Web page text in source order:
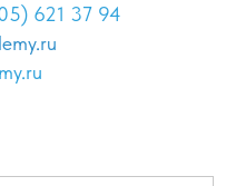
621 37 94